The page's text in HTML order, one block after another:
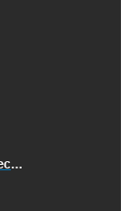
zentraledienste@saarbruecken.de